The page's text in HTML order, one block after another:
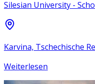
Silesian University -
Karvina, Tschechische
Weiterlesen